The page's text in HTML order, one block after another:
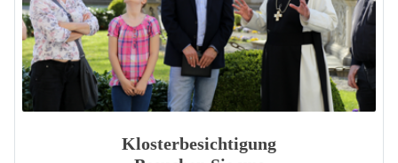
Klosterbesichtigung